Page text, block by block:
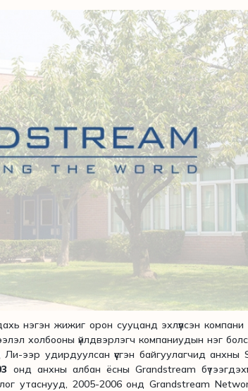
нэгэн жижиг орон сууцанд эхлүүлсэн компани
холбооны үйлдвэрлэгч компаниудын нэг
ээр удирдуулсан үүсгэн байгуулагчид анхны
онд анхны албан ёсны Grandstream
утаснууд, 2005-2006 онд Grandstream